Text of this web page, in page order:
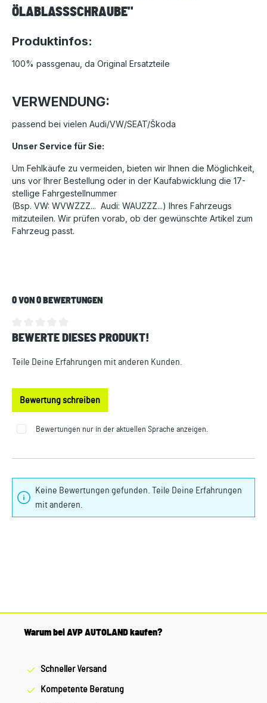
ÖLABLASSSCHRAUBE"
Produktinfos:
100% passgenau, da Original Ersatzteile
VERWENDUNG:
passend bei vielen Audi/VW/SEAT/Škoda
Unser Service für Sie:
Um Fehlkäufe zu vermeiden, bieten wir Ihnen die Möglichkeit,
uns vor Ihrer Bestellung oder in der Kaufabwicklung die 17-
stellige Fahrgestellnummer
(Bsp. VW: WVWZZZ... Audi: WAUZZZ...) Ihres Fahrzeugs
mitzuteilen. Wir prüfen vorab, ob der gewünschte Artikel zum
Fahrzeug passt.
0 VON 0 BEWERTUNGEN
Durchschnittliche Bewertung von 0 von 5 Sternen
BEWERTE DIESES PRODUKT!
Teile Deine Erfahrungen mit anderen Kunden.
Bewertung schreiben
Bewertungen nur in der aktuellen Sprache anzeigen.
Keine Bewertungen gefunden. Teile Deine Erfahrungen
mit anderen.
Warum bei AVP AUTOLAND kaufen?
Schneller Versand
Kompetente Beratung